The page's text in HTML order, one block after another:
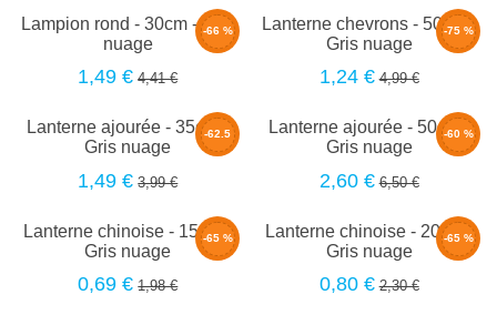
-66 %
Lampion rond - 30cm - Gris
nuage
1,49 € 4,41 €
-75 %
Lanterne chevrons - 50cm -
Gris nuage
1,24 € 4,99 €
-62.5
Lanterne ajourée - 35cm -
Gris nuage
1,49 € 3,99 €
-60 %
Lanterne ajourée - 50cm -
Gris nuage
2,60 € 6,50 €
-65 %
Lanterne chinoise - 15cm -
Gris nuage
0,69 € 1,98 €
-65 %
Lanterne chinoise - 20cm -
Gris nuage
0,80 € 2,30 €